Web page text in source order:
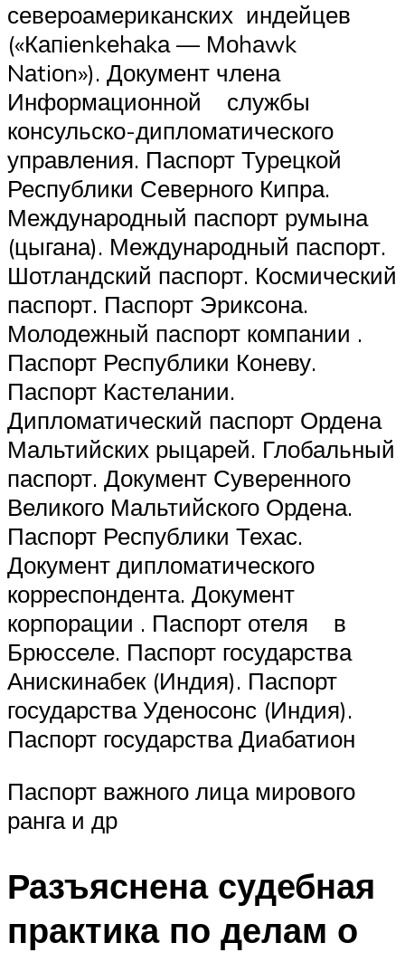
североамериканских индейцев
(«Капiеnkеhаkа — Моhаwk
Nаtiоn»). Документ члена
Информационной службы
консульско-дипломатического
управления. Паспорт Турецкой
Республики Северного Кипра.
Международный паспорт румына
(цыгана). Международный паспорт.
Шотландский паспорт. Космический
паспорт. Паспорт Эриксона.
Молодежный паспорт компании .
Паспорт Республики Коневу.
Паспорт Кастелании.
Дипломатический паспорт Ордена
Мальтийских рыцарей. Глобальный
паспорт. Документ Суверенного
Великого Мальтийского Ордена.
Паспорт Республики Техас.
Документ дипломатического
корреспондента. Документ
корпорации . Паспорт отеля в
Брюсселе. Паспорт государства
Анискинабек (Индия). Паспорт
государства Уденосонс (Индия).
Паспорт государства Диабатион
Паспорт важного лица мирового
ранга и др
Разъяснена судебная
практика по делам о